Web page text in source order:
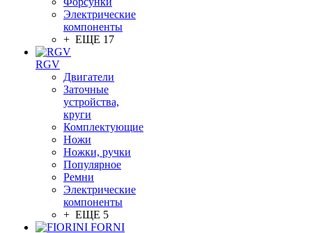
Электрические
компоненты
+ ЕЩЕ 17
RGV
Двигатели
Заточные
устройства,
круги
Комплектующие
Ножи
Ножки, ручки
Популярное
Ремни
Электрические
компоненты
+ ЕЩЕ 5